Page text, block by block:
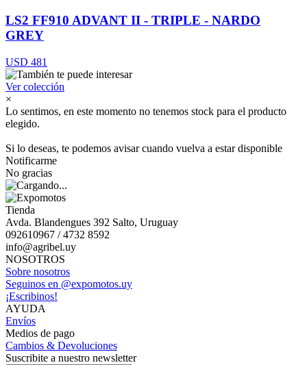
LS2 FF910 ADVANT II - TRIPLE - NARDO
GREY
USD 481
Ver colección
×
Lo sentimos, en este momento no tenemos stock para el producto
elegido.
Si lo deseas, te podemos avisar cuando vuelva a estar disponible
Notificarme
No gracias
Tienda
Avda. Blandengues 392 Salto, Uruguay
092610967 / 4732 8592
info@agribel.uy
NOSOTROS
Sobre nosotros
Seguinos en @expomotos.uy
¡Escribinos!
AYUDA
Envíos
Medios de pago
Cambios & Devoluciones
Suscribite a nuestro newsletter